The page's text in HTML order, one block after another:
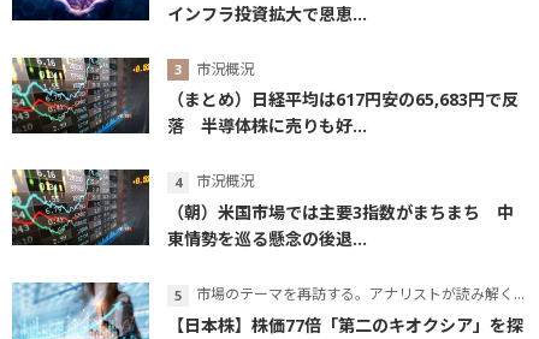
インフラ投資拡大で恩恵...
市況概況
（まとめ）日経平均は617円安の65,683円で反
落 半導体株に売りも好...
市況概況
（朝）米国市場では主要3指数がまちまち 中
東情勢を巡る懸念の後退...
市場のテーマを再訪する。アナリストが読み解くテーマの本質
【日本株】株価77倍「第二のキオクシア」を探